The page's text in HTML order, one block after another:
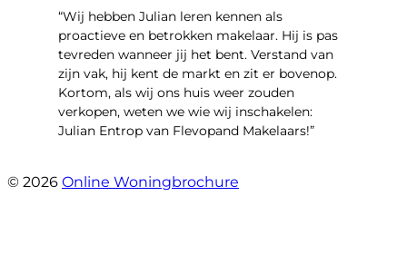
“Wij hebben Julian leren kennen als
proactieve en betrokken makelaar. Hij is pas
tevreden wanneer jij het bent. Verstand van
zijn vak, hij kent de markt en zit er bovenop.
Kortom, als wij ons huis weer zouden
verkopen, weten we wie wij inschakelen:
Julian Entrop van Flevopand Makelaars!”
© 2026 Online Woningbrochure